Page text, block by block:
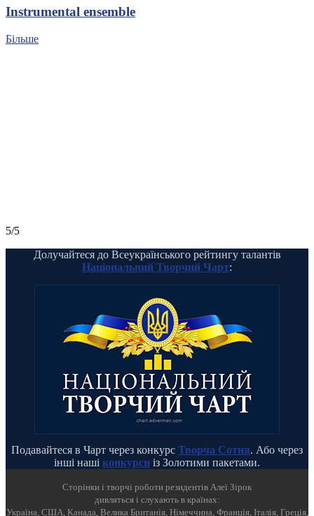
Іnstrumental ensemble
Більше
5/5
Долучайтеся до Всеукраїнського рейтингу талантів
Національний Творчий Чарт:
Подавайтеся в Чарт через конкурс Творча Сотня. Або через
інші наші конкурси із Золотими пакетами.
Cторінки і творчі роботи резидентів Алеї Зірок
дивляться і слухають в країнах:
Україна, США, Канада, Велика Британія, Німеччина, Франція, Італія, Греція,